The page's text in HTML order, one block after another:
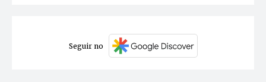
Seguir no